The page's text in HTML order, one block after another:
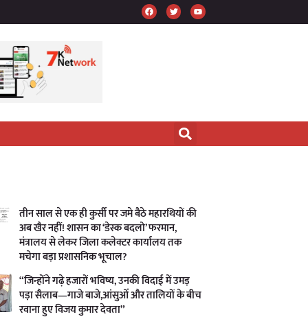
तीन साल से एक ही कुर्सी पर जमे बैठे महारथियों की
अब खैर नहीं! शासन का ‘डेस्क बदलो’ फरमान,
मंत्रालय से लेकर जिला कलेक्टर कार्यालय तक
मचेगा बड़ा प्रशासनिक भूचाल?
“जिन्होंने गढ़े हजारों भविष्य, उनकी विदाई में उमड़
पड़ा सैलाब—गाजे बाजे,आंसुओं और तालियों के बीच
रवाना हुए विजय कुमार देवता”